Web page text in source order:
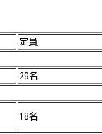
定員
29名
18名